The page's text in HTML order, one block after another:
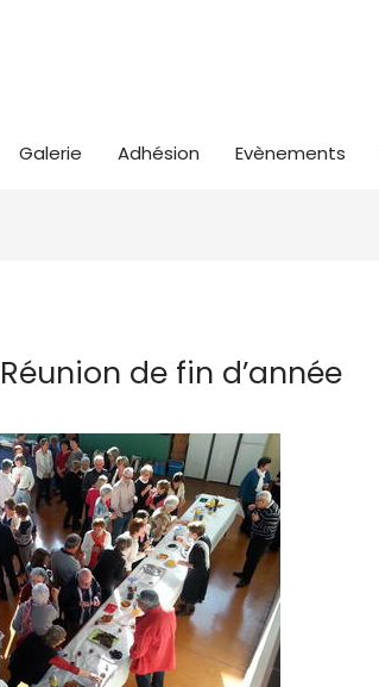
Galerie Adhésion Evènements
Réunion de fin d’année